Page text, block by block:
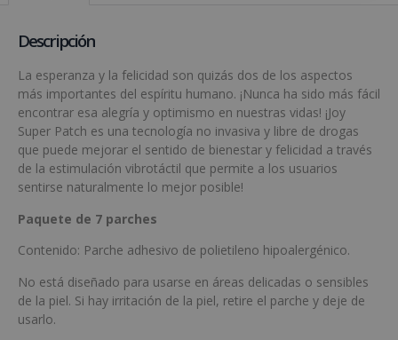
Descripción
La esperanza y la felicidad son quizás dos de los aspectos
más importantes del espíritu humano. ¡Nunca ha sido más fácil
encontrar esa alegría y optimismo en nuestras vidas! ¡Joy
Super Patch es una tecnología no invasiva y libre de drogas
que puede mejorar el sentido de bienestar y felicidad a través
de la estimulación vibrotáctil que permite a los usuarios
sentirse naturalmente lo mejor posible!
Paquete de 7 parches
Contenido: Parche adhesivo de polietileno hipoalergénico.
No está diseñado para usarse en áreas delicadas o sensibles
de la piel. Si hay irritación de la piel, retire el parche y deje de
usarlo.